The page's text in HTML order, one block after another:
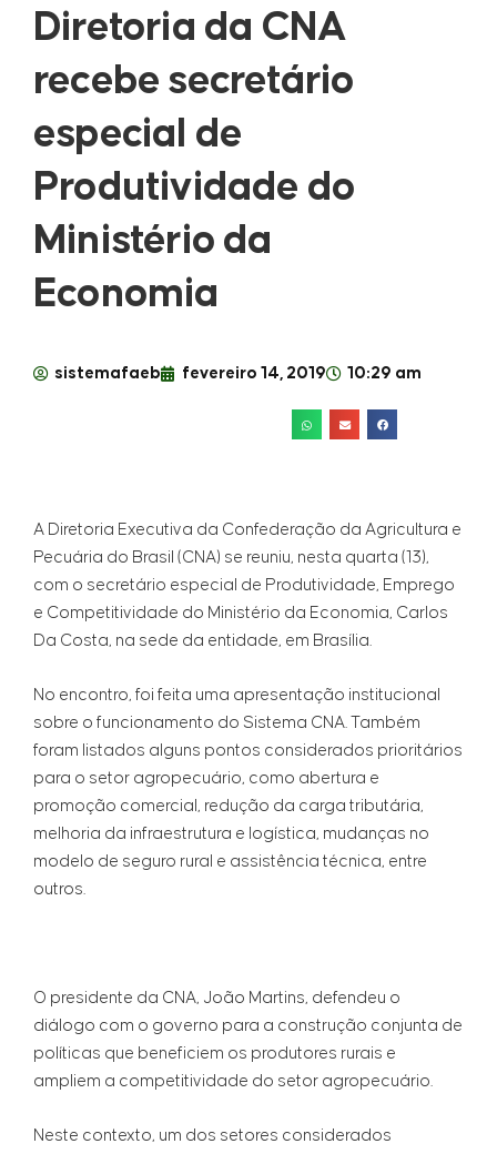
Diretoria da CNA
recebe secretário
especial de
Produtividade do
Ministério da
Economia
sistemafaeb fevereiro 14, 2019 10:29 am
A Diretoria Executiva da Confederação da Agricultura e
Pecuária do Brasil (CNA) se reuniu, nesta quarta (13),
com o secretário especial de Produtividade, Emprego
e Competitividade do Ministério da Economia, Carlos
Da Costa, na sede da entidade, em Brasília.
No encontro, foi feita uma apresentação institucional
sobre o funcionamento do Sistema CNA. Também
foram listados alguns pontos considerados prioritários
para o setor agropecuário, como abertura e
promoção comercial, redução da carga tributária,
melhoria da infraestrutura e logística, mudanças no
modelo de seguro rural e assistência técnica, entre
outros.
O presidente da CNA, João Martins, defendeu o
diálogo com o governo para a construção conjunta de
políticas que beneficiem os produtores rurais e
ampliem a competitividade do setor agropecuário.
Neste contexto, um dos setores considerados